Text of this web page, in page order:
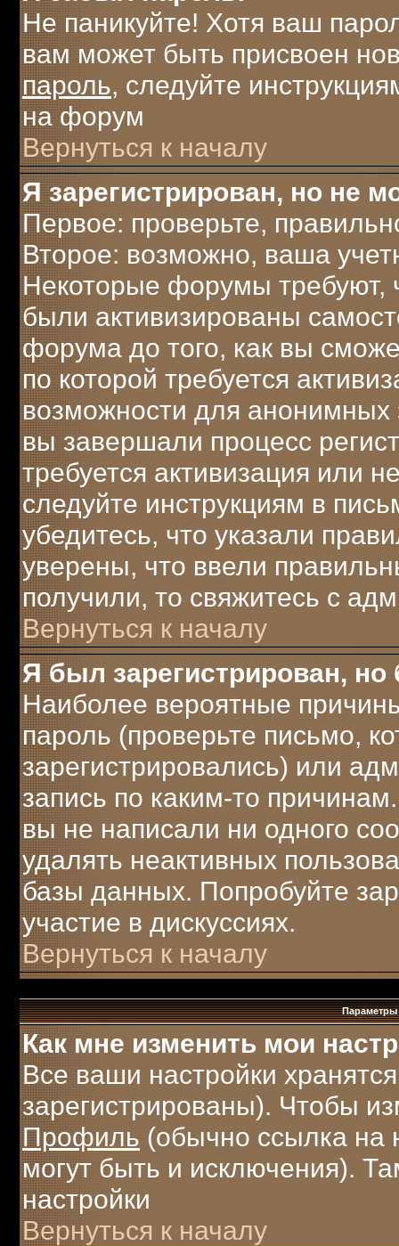
Не паникуйте! Хотя ваш
вам может быть присвоен
пароль, следуйте
на форум
Вернуться к началу
Я зарегистрирован, но не
Первое: проверьте,
Второе: возможно, ваша
Некоторые форумы требуют,
были активизированы
форума до того, как вы
по которой требуется
возможности для анонимных
вы завершали процесс
требуется активизация или
следуйте инструкциям в
убедитесь, что указали
уверены, что ввели
получили, то свяжитесь с
Вернуться к началу
Я был зарегистрирован,
Наиболее вероятные
пароль (проверьте письмо,
зарегистрировались) или
запись по каким-то
вы не написали ни одного
удалять неактивных
базы данных. Попробуйте
участие в дискуссиях.
Вернуться к началу
Параметры
Как мне изменить мои
Все ваши настройки
зарегистрированы). Чтобы
Профиль (обычно ссылка на
могут быть и исключения).
настройки
Вернуться к началу